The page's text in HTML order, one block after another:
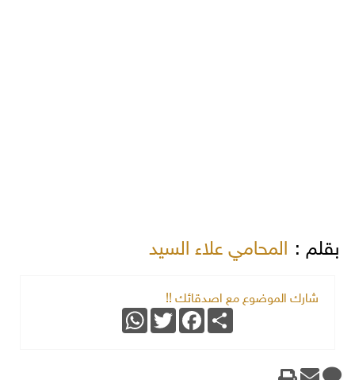
بقلم : المحامي علاء السيد
شارك الموضوع مع اصدقائك !!
Share
Facebook
Twitter
WhatsApp